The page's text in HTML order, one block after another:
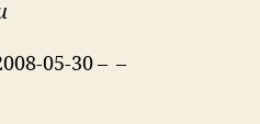
05-30 – –